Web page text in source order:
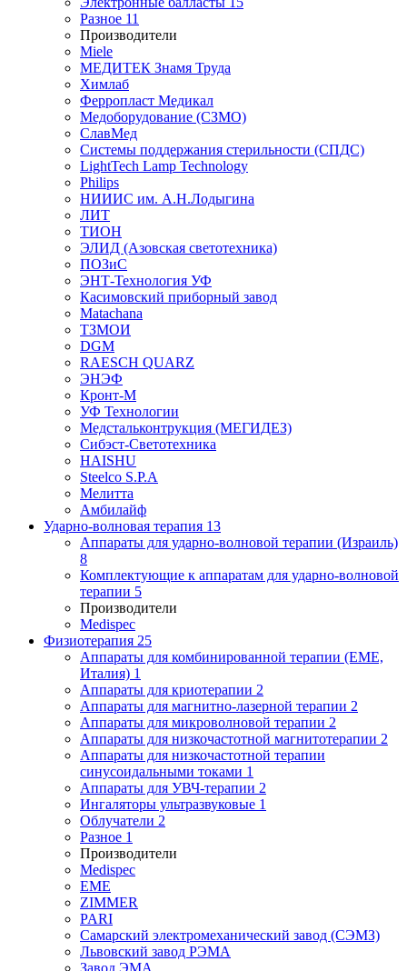
Разное 11
Производители
Miele
МЕДИТЕК Знамя Труда
Химлаб
Ферропласт Медикал
Медоборудование (СЗМО)
СлавМед
Системы поддержания стерильности (СПДС)
LightTech Lamp Technology
Philips
НИИИС им. А.Н.Лодыгина
ЛИТ
ТИОН
ЭЛИД (Азовская светотехника)
ПОЗиС
ЭНТ-Технология УФ
Касимовский приборный завод
Matachana
ТЗМОИ
DGM
RAESCH QUARZ
ЭНЭФ
Кронт-М
УФ Технологии
Медстальконтрукция (МЕГИДЕЗ)
Сибэст-Светотехника
HAISHU
Steelco S.P.A
Мелитта
Амбилайф
Ударно-волновая терапия 13
Аппараты для ударно-волновой терапии (Израиль)
8
Комплектующие к аппаратам для ударно-волновой
терапии 5
Производители
Medispec
Физиотерапия 25
Аппараты для комбинированной терапии (EME,
Италия) 1
Аппараты для криотерапии 2
Аппараты для магнитно-лазерной терапии 2
Аппараты для микроволновой терапии 2
Аппараты для низкочастотной магнитотерапии 2
Аппараты для низкочастотной терапии
синусоидальными токами 1
Аппараты для УВЧ-терапии 2
Ингаляторы ультразвуковые 1
Облучатели 2
Разное 1
Производители
Medispec
EME
ZIMMER
PARI
Самарский электромеханический завод (СЭМЗ)
Львовский завод РЭМА
Завод ЭМА